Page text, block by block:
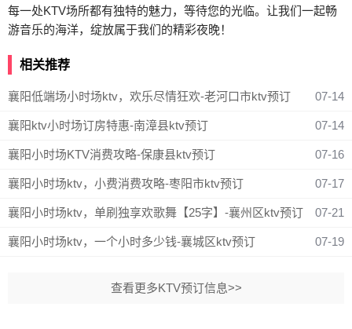
每一处KTV场所都有独特的魅力，等待您的光临。让我们一起畅
游音乐的海洋，绽放属于我们的精彩夜晚！
相关推荐
襄阳低端场小时场ktv，欢乐尽情狂欢-老河口市ktv预订 07-14
襄阳ktv小时场订房特惠-南漳县ktv预订 07-14
襄阳小时场KTV消费攻略-保康县ktv预订 07-16
襄阳小时场ktv，小费消费攻略-枣阳市ktv预订 07-17
襄阳小时场ktv，单刷独享欢歌舞【25字】-襄州区ktv预订 07-21
襄阳小时场ktv，一个小时多少钱-襄城区ktv预订 07-19
查看更多KTV预订信息>>